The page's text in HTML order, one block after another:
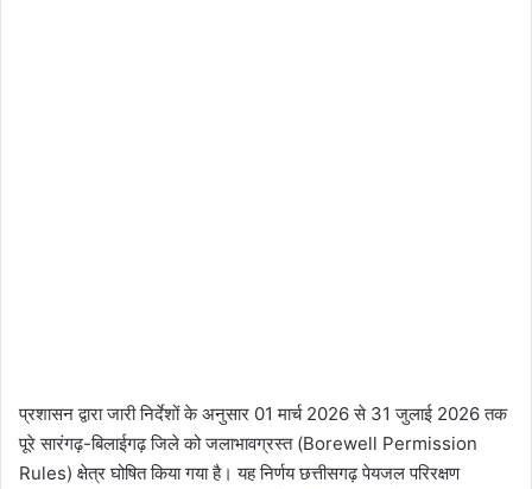
प्रशासन द्वारा जारी निर्देशों के अनुसार 01 मार्च 2026 से 31 जुलाई 2026 तक
पूरे सारंगढ़-बिलाईगढ़ जिले को जलाभावग्रस्त (Borewell Permission
Rules) क्षेत्र घोषित किया गया है। यह निर्णय छत्तीसगढ़ पेयजल परिरक्षण